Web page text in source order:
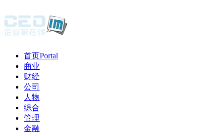
首页Portal
商业
财经
公司
人物
综合
管理
金融